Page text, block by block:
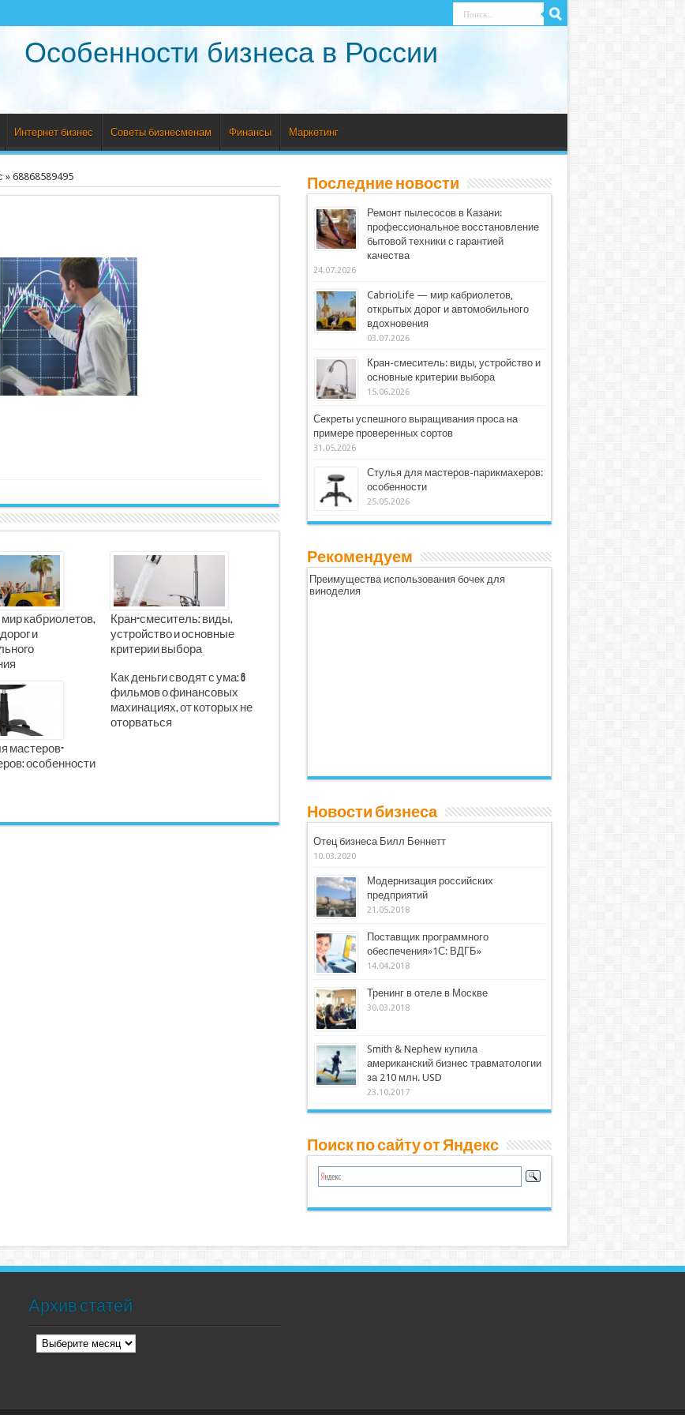
Особенности бизнеса в России
Интернет бизнес Советы бизнесменам Финансы Маркетинг
» 68868589495
мир кабриолетов,
и
Кран-смеситель: виды,
устройство и основные
критерии выбора
мастеров-
особенности
Как деньги сводят с ума: 6
фильмов о финансовых
махинациях, от которых не
оторваться
Последние новости
Ремонт пылесосов в Казани:
профессиональное восстановление
бытовой техники с гарантией
качества
24.07.2026
CabrioLife — мир кабриолетов,
открытых дорог и автомобильного
вдохновения
03.07.2026
Кран-смеситель: виды, устройство и
основные критерии выбора
15.06.2026
Секреты успешного выращивания проса на
примере проверенных сортов
31.05.2026
Стулья для мастеров-парикмахеров:
особенности
25.05.2026
Рекомендуем
Преимущества использования бочек для
виноделия
Новости бизнеса
Отец бизнеса Билл Беннетт
10.03.2020
Модернизация российских
предприятий
21.05.2018
Поставщик программного
обеспечения»1С: ВДГБ»
14.04.2018
Тренинг в отеле в Москве
30.03.2018
Smith & Nephew купила
американский бизнес травматологии
за 210 млн. USD
23.10.2017
Поиск по сайту от Яндекс
Архив статей
Архив
статей